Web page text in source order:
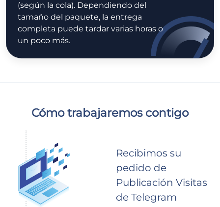
(según la cola). Dependiendo del
tamaño del paquete, la entrega
completa puede tardar varias horas o
un poco más.
Cómo trabajaremos contigo
Recibimos su
pedido de
Publicación Visitas
de Telegram